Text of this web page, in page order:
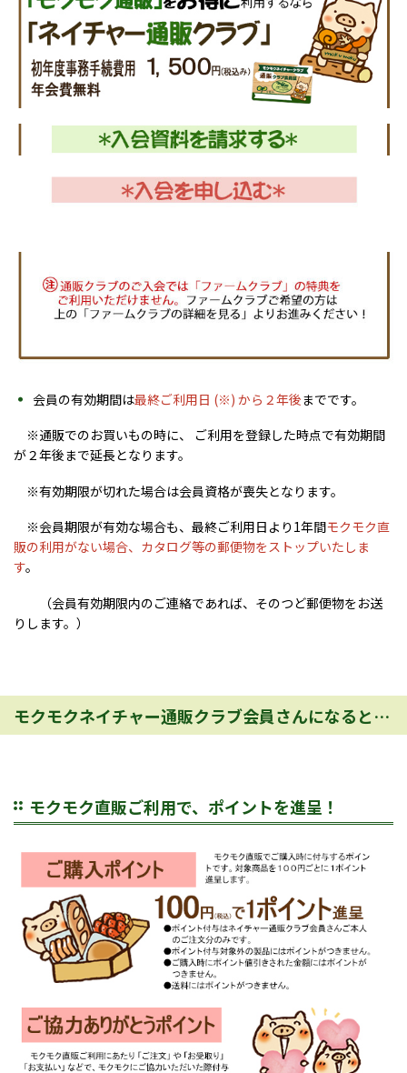
会員の有効期間は最終ご利用日 (※) から２年後までです。
※通販でのお買いもの時に、 ご利用を登録した時点で有効期間
が２年後まで延長となります。
※有効期限が切れた場合は会員資格が喪失となります。
※会員期限が有効な場合も、最終ご利用日より1年間モクモク直
販の利用がない場合、カタログ等の郵便物をストップいたしま
す。
（会員有効期限内のご連絡であれば、そのつど郵便物をお送
りします。）
モクモクネイチャー通販クラブ会員さんになると…
モクモク直販ご利用で、ポイントを進呈！